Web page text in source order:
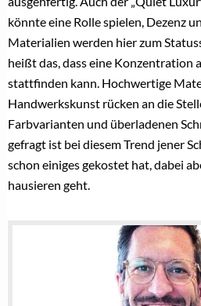
POST A COMMENT
sein, um
VERWANDTE THEMEN
Die neue Generation
anders und der